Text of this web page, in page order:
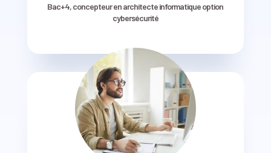
Bac+4, concepteur en architecte informatique option
cybersécurité